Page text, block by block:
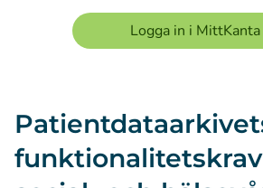
Logga in i MittKanta